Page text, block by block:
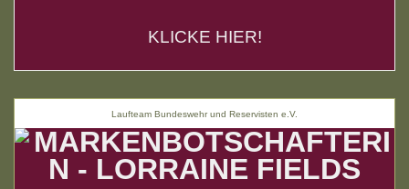
KLICKE HIER!
Laufteam Bundeswehr und Reservisten e.V.